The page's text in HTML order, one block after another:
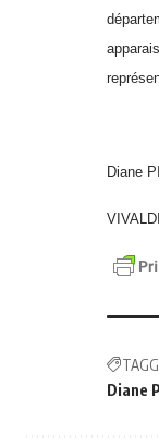
Diane
Diane